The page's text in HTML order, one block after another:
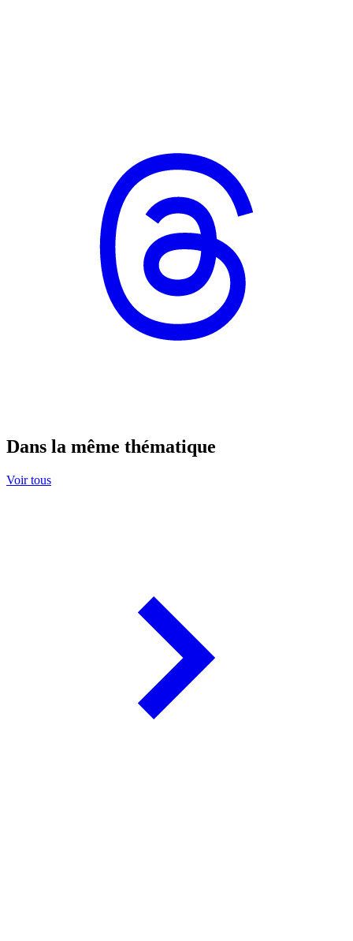
Dans la même thématique
Voir tous